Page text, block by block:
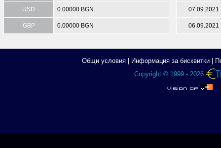
USD 0.00000 BGN
GBP 0.00000 BGN
07.09.2021
06.09.2021
Общи условия| Информация за бисквитки|
Copyright © 1999 - 2026